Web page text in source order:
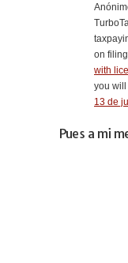
on
with
you will
13 de
Pues a mi